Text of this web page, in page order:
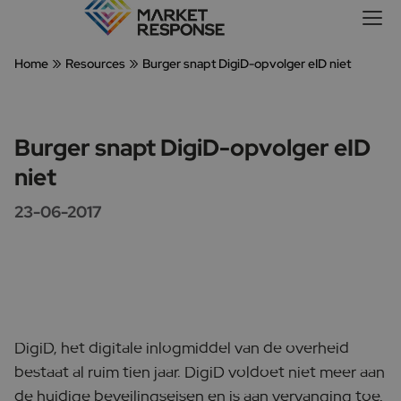
Home » Resources » Burger snapt DigiD-opvolger eID niet
Burger snapt DigiD-opvolger eID
niet
23-06-2017
DigiD, het digitale inlogmiddel van de overheid
bestaat al ruim tien jaar. DigiD voldoet niet meer aan
de huidige beveilingseisen en is aan vervanging toe.